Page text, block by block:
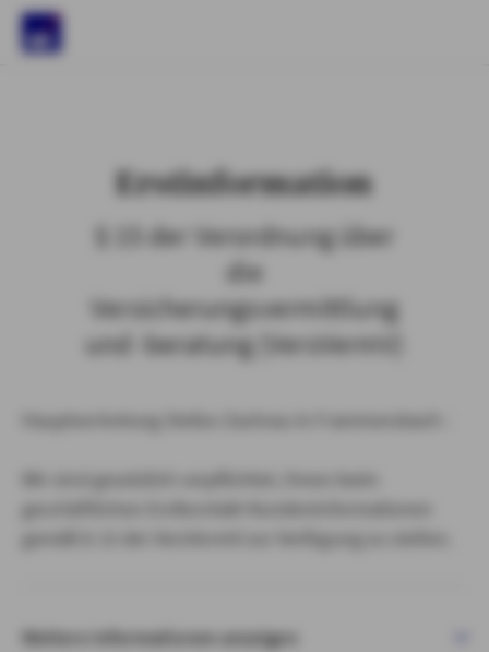
Erstinformation
§ 15 der Verordnung über
die
Versicherungsvermittlung
und -beratung (VersVermV)
Weitere Informationen anzeigen